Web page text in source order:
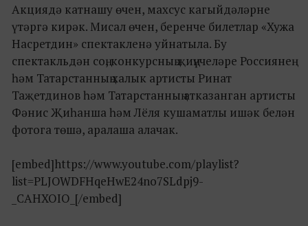
Акциядә катнашу өчен, махсус кагыйдәләрне
үтәргә кирәк. Мисал өчен, беренче билетлар «Хужа
Насретдин» спектакленә уйнатыла. Бу
спектакльдән соң, конкурсның җиңүчеләре Россиянең
һәм Татарстанның халык артисты Ринат
Таҗетдинов һәм Татарстанның атказанган артисты
Фәнис Җиһанша һәм Лёля кушаматлы ишәк белән
фотога төшә, аралаша алачак.
[embed]https://www.youtube.com/playlist?
list=PLJOWDFHqeHwE24no7SLdpj9-
_CAHXOIO_[/embed]